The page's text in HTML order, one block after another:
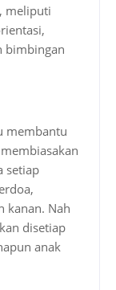
meliputi
bimbingan
membantu
setiap
kanan. Nah
disetiap
anak